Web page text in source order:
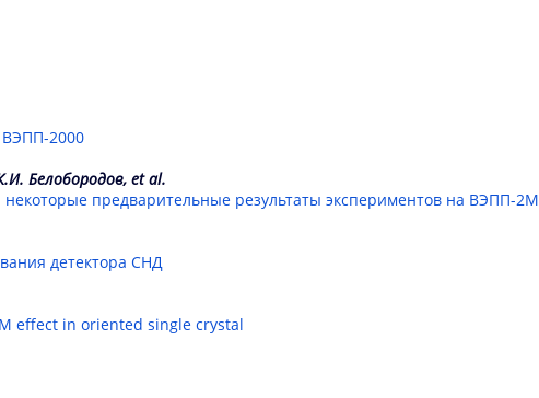
2000
Белобородов, et al.
предварительные результаты экспериментов на ВЭПП-2М
детектора СНД
effect in oriented single crystal